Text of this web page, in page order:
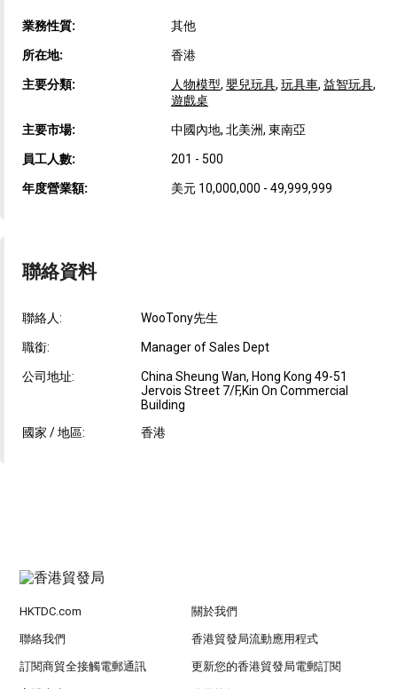
業務性質: 其他
所在地: 香港
主要分類: 人物模型, 嬰兒玩具, 玩具車, 益智玩具,
遊戲桌
主要市場: 中國內地, 北美洲, 東南亞
員工人數: 201 - 500
年度營業額: 美元 10,000,000 - 49,999,999
聯絡資料
聯絡人: WooTony先生
職銜: Manager of Sales Dept
公司地址:
China Sheung Wan, Hong Kong 49-51
Jervois Street 7/F,Kin On Commercial
Building
國家 / 地區:
香港
HKTDC.com 關於我們
聯絡我們 香港貿發局流動應用程式
訂閱商貿全接觸電郵通訊 更新您的香港貿發局電郵訂閱